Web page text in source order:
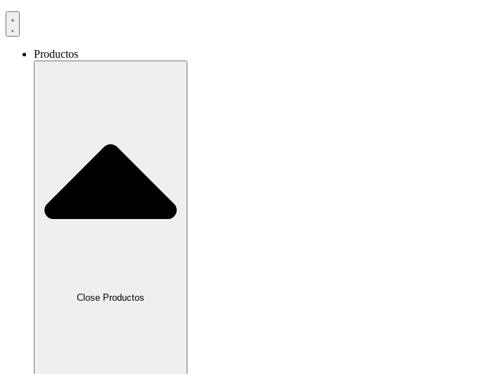
Productos
Close Productos